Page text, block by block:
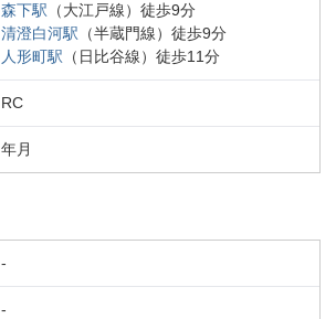
森下駅 （大江戸線） 徒歩9分
清澄白河駅 （半蔵門線） 徒歩9分
人形町駅 （ 日比谷線） 徒歩11分
RC
年月
-
-